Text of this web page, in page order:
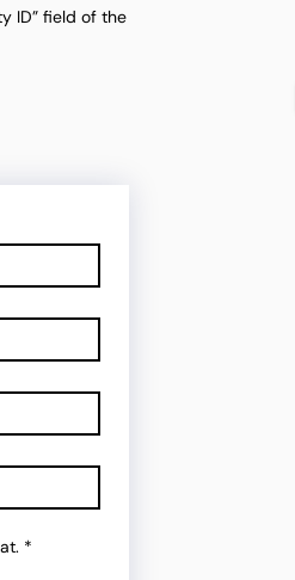
ID” field of the
*